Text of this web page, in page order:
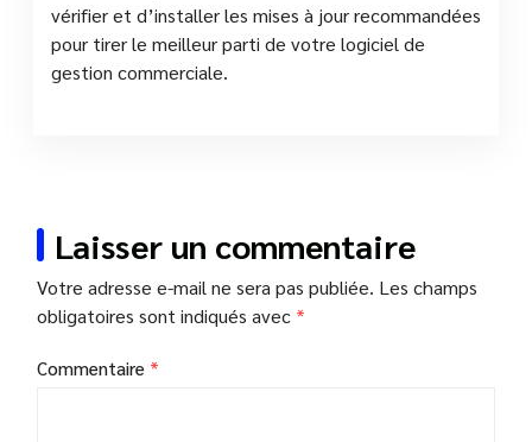
vérifier et d’installer les mises à jour recommandées
pour tirer le meilleur parti de votre logiciel de
gestion commerciale.
Laisser un commentaire
Votre adresse e-mail ne sera pas publiée. Les champs
obligatoires sont indiqués avec *
Commentaire *